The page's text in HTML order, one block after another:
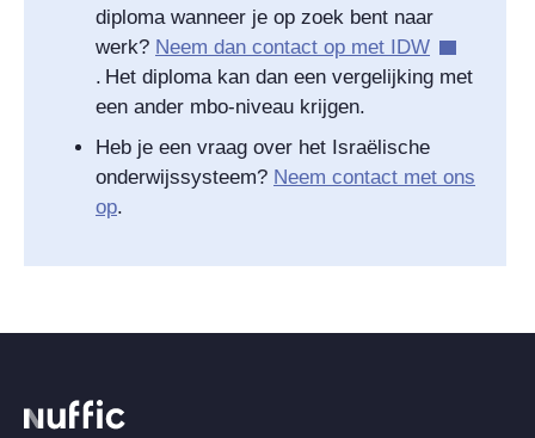
diploma wanneer je op zoek bent naar
werk? Neem dan contact op met IDW
. Het diploma kan dan een vergelijking met
een ander mbo-niveau krijgen.
Heb je een vraag over het Israëlische
onderwijssysteem? Neem contact met ons
op.